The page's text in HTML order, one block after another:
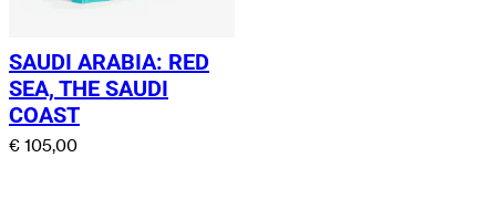
SAUDI ARABIA: RED
SEA, THE SAUDI
COAST
€ 105,00